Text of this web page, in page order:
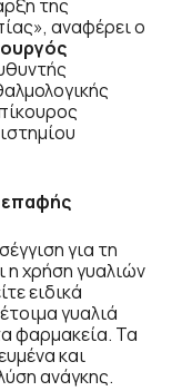
της
αναφέρει ο
επαφής
για τη
η χρήση γυαλιών
ειδικά
γυαλιά
φαρμακεία. Τα
και
ανάγκης.